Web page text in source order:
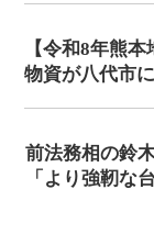
【令和8年熊
物資が八代市
前法務相の鈴
「より強靭な